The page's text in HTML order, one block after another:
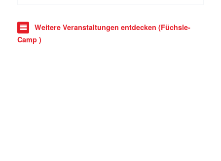
Weitere Veranstaltungen entdecken (Füchsle-
Camp )